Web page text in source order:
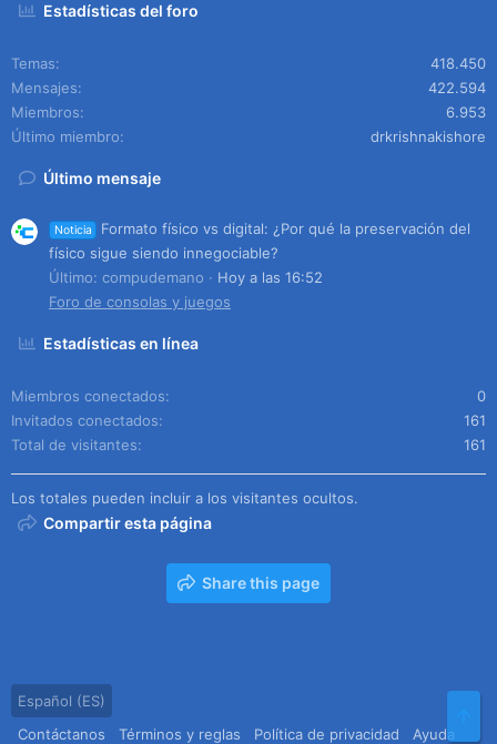
Estadísticas del foro
Temas
418.450
Mensajes
422.594
Miembros
6.953
Último miembro
drkrishnakishore
Último mensaje
Noticia
Formato físico vs digital: ¿Por qué la preservación del
físico sigue siendo innegociable?
Último: compudemano
Hoy a las 16:52
Foro de consolas y juegos
Estadísticas en línea
Miembros conectados
0
Invitados conectados
161
Total de visitantes
161
Los totales pueden incluir a los visitantes ocultos.
Compartir esta página
Share this page
Español (ES)
Contáctanos
Términos y reglas Política de privacidad Ayuda